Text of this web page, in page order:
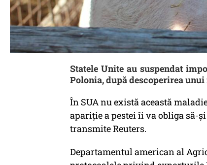
Statele Unite au suspendat
Polonia, după descoperirea
În SUA nu există această
apariţie a pestei îi va obliga să-
transmite Reuters.
Departamentul american al